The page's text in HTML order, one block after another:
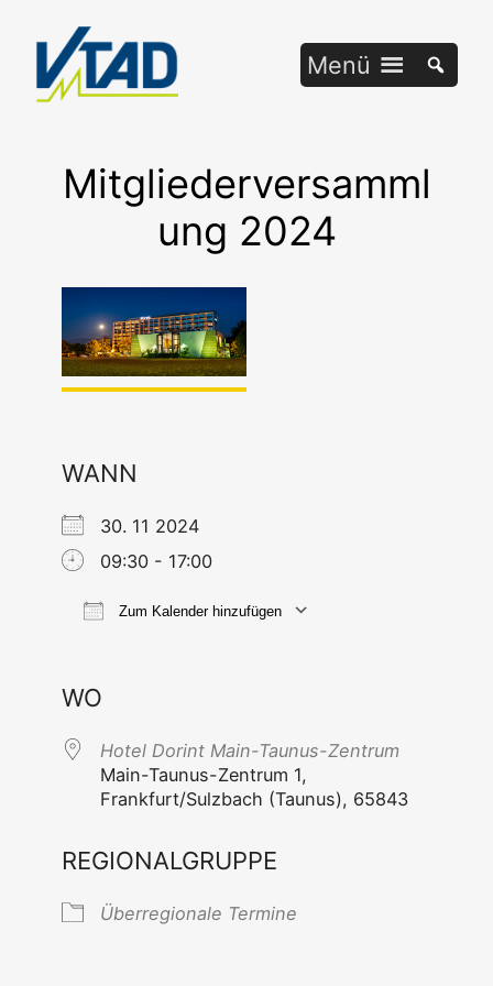
springen
Menü
Mitgliederversamml
ung 2024
WANN
30. 11 2024
09:30 - 17:00
Zum Kalender hinzufügen
WO
Hotel Dorint Main-Taunus-Zentrum
Main-Tau­nus-Zen­trum 1,
Frankfurt/Sulzbach (Tau­nus), 65843
REGIONALGRUPPE
Über­re­gio­na­le Termine